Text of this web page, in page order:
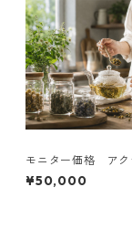
モニター価格 アク
ーバルライフ®︎認定
座
¥50,000